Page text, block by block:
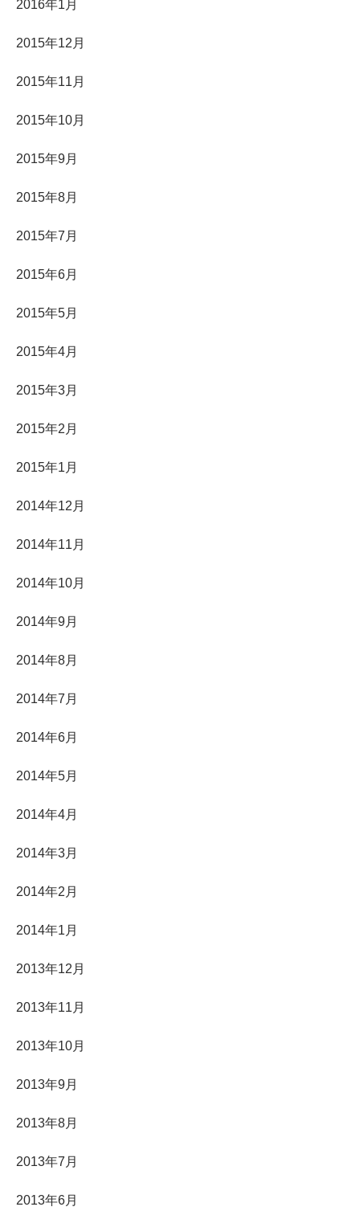
2016年1月
2015年12月
2015年11月
2015年10月
2015年9月
2015年8月
2015年7月
2015年6月
2015年5月
2015年4月
2015年3月
2015年2月
2015年1月
2014年12月
2014年11月
2014年10月
2014年9月
2014年8月
2014年7月
2014年6月
2014年5月
2014年4月
2014年3月
2014年2月
2014年1月
2013年12月
2013年11月
2013年10月
2013年9月
2013年8月
2013年7月
2013年6月